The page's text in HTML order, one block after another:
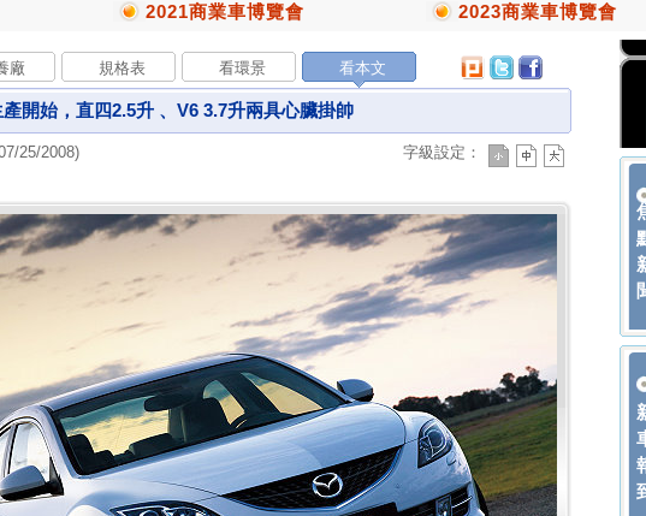
2021商業車博覽會 2023商業車博覽會
廠 規格表 看環景 看本文
開始，直四2.5升 、V6 3.7升兩具心臟掛帥
25/2008) 字級設定：